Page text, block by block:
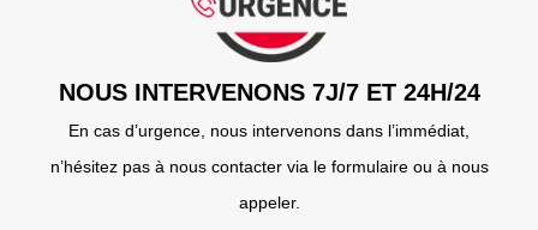
NOUS INTERVENONS 7J/7 ET 24H/24
En cas d’urgence, nous intervenons dans l’immédiat,
n’hésitez pas à nous contacter via le formulaire ou à nous
appeler.